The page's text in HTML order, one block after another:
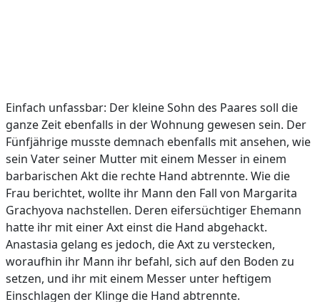
Einfach unfassbar: Der kleine Sohn des Paares soll die
ganze Zeit ebenfalls in der Wohnung gewesen sein. Der
Fünfjährige musste demnach ebenfalls mit ansehen, wie
sein Vater seiner Mutter mit einem Messer in einem
barbarischen Akt die rechte Hand abtrennte. Wie die
Frau berichtet, wollte ihr Mann den Fall von Margarita
Grachyova nachstellen. Deren eifersüchtiger Ehemann
hatte ihr mit einer Axt einst die Hand abgehackt.
Anastasia gelang es jedoch, die Axt zu verstecken,
woraufhin ihr Mann ihr befahl, sich auf den Boden zu
setzen, und ihr mit einem Messer unter heftigem
Einschlagen der Klinge die Hand abtrennte.